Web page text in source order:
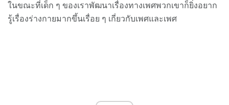
ในขณะที่เด็ก ๆ ของเราพัฒนาเรื่องทางเพศพวกเขาก็ยิ่งอยาก
รู้เรื่องร่างกายมากขึ้นเรื่อย ๆ เกี่ยวกับเพศและเพศ